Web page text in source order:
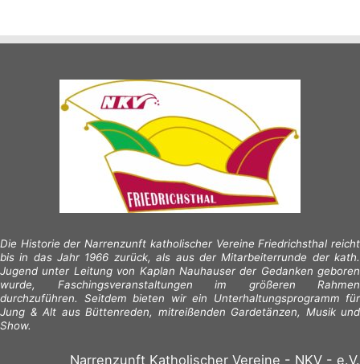
Die Historie der Narrenzunft katholischer Vereine Friedrichsthal reicht
bis in das Jahr 1966 zurück, als aus der Mitarbeiterrunde der kath.
Jugend unter Leitung von Kaplan Nauhauser der Gedanken geboren
wurde, Faschingsveranstaltungen im größeren Rahmen
durchzuführen. Seitdem bieten wir ein Unterhaltungsprogramm für
Jung & Alt aus Büttenreden, mitreißenden Gardetänzen, Musik und
Show.
Narrenzunft Katholischer Vereine - NKV - e.V.